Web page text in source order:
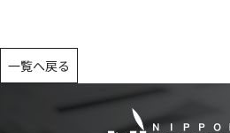
一覧へ戻る